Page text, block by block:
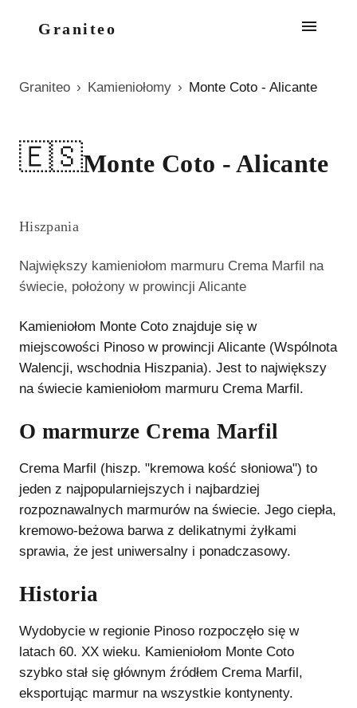
Graniteo
Graniteo › Kamieniołomy › Monte Coto - Alicante
🇪🇸Monte Coto - Alicante
Hiszpania
Największy kamieniołom marmuru Crema Marfil na
świecie, położony w prowincji Alicante
Kamieniołom Monte Coto znajduje się w
miejscowości Pinoso w prowincji Alicante (Wspólnota
Walencji, wschodnia Hiszpania). Jest to największy
na świecie kamieniołom marmuru Crema Marfil.
O marmurze Crema Marfil
Crema Marfil (hiszp. "kremowa kość słoniowa") to
jeden z najpopularniejszych i najbardziej
rozpoznawalnych marmurów na świecie. Jego ciepła,
kremowo-beżowa barwa z delikatnymi żyłkami
sprawia, że jest uniwersalny i ponadczasowy.
Historia
Wydobycie w regionie Pinoso rozpoczęło się w
latach 60. XX wieku. Kamieniołom Monte Coto
szybko stał się głównym źródłem Crema Marfil,
eksportując marmur na wszystkie kontynenty.